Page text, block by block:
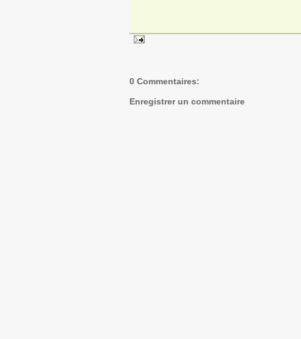
0 Commentaires:
Enregistrer un commentaire